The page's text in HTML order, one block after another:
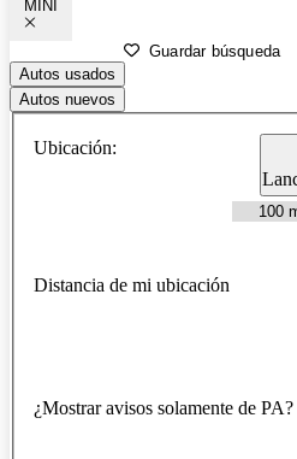
MINI
Guardar búsqueda
Autos usados
Autos nuevos
Ubicación:
Distancia de mi ubicación
¿Mostrar avisos solamente de PA?